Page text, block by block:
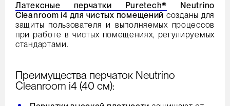
Латексные перчатки Puretech® Neutrino
Cleanroom i4 для чистых помещений созданы для
защиты пользователя и выполняемых процессов
при работе в чистых помещениях, регулируемых
стандартами.
Преимущества перчаток Neutrino
Cleanroom i4 (40 см):